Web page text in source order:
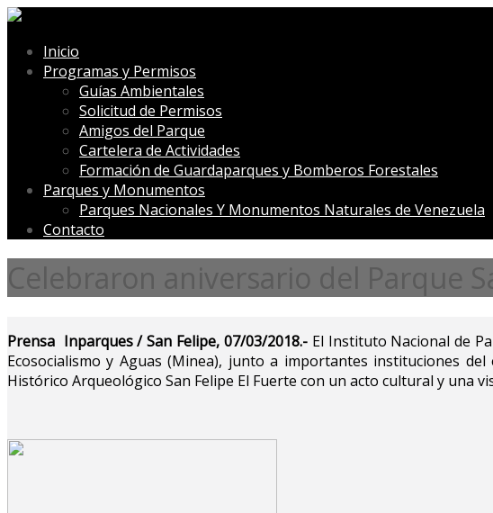
Inicio
Programas y Permisos
Guías Ambientales
Solicitud de Permisos
Amigos del Parque
Cartelera de Actividades
Formación de Guardaparques y Bomberos Forestales
Parques y Monumentos
Parques Nacionales Y Monumentos Naturales de Venezuela
Contacto
Celebraron aniversario del Parque
Prensa Inparques / San Felipe, 07/03/2018.-El Instituto Nacional de
Ecosocialismo y Aguas (Minea), junto a importantes instituciones
Histórico Arqueológico San Felipe El Fuerte con un acto cultural y una